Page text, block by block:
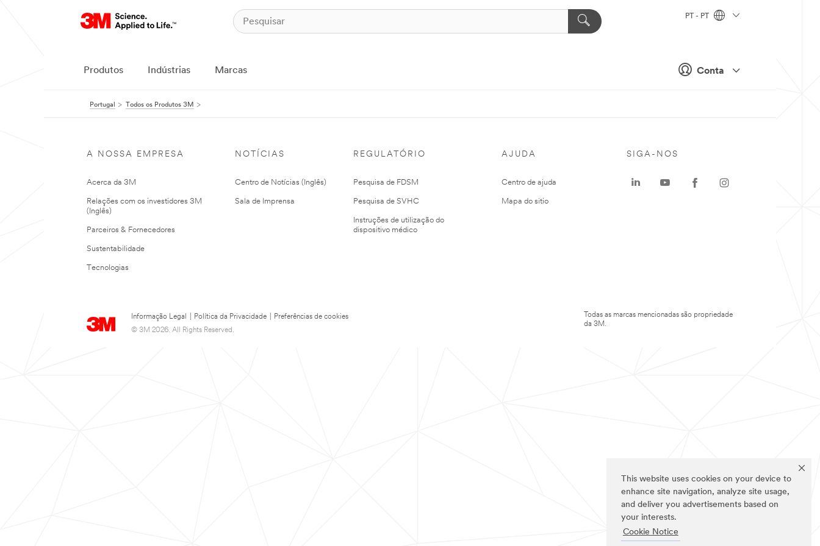
This website uses cookies on your device to
enhance site navigation, analyze site usage,
and deliver you advertisements based on
your interests.
Cookie Notice
Conta
PT - PT
Produtos Indústrias Marcas
Portugal Todos os Produtos 3M
A NOSSA EMPRESA
Acerca da 3M
Relações com os investidores 3M
(Inglês)
Parceiros & Fornecedores
Sustentabilidade
Tecnologias
NOTÍCIAS
Centro de Notícias (Inglês)
Sala de Imprensa
REGULATÓRIO
Pesquisa de FDSM
Pesquisa de SVHC
Instruções de utilização do
dispositivo médico
AJUDA
Centro de ajuda
Mapa do sitio
Informação Legal Política da Privacidade
Preferências de cookies
© 3M 2026. All Rights Reserved.
SIGA-NOS
Todas as marcas mencionadas são propriedade
da 3M.